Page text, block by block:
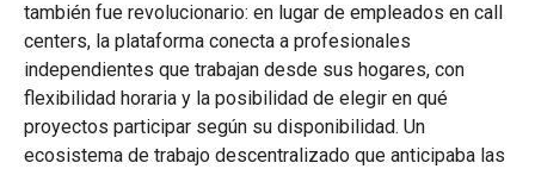
también fue revolucionario: en lugar de empleados en call
centers, la plataforma conecta a profesionales
independientes que trabajan desde sus hogares, con
flexibilidad horaria y la posibilidad de elegir en qué
proyectos participar según su disponibilidad. Un
ecosistema de trabajo descentralizado que anticipaba las